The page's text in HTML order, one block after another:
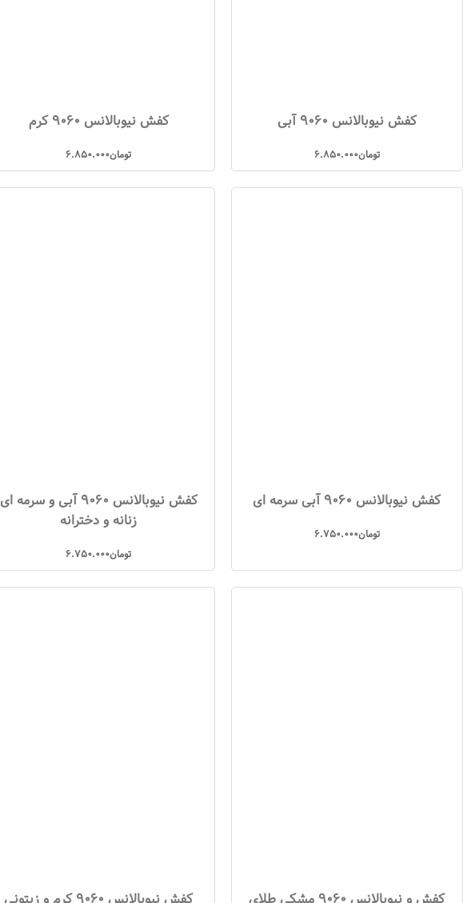
کفش نیوبالانس 9060 آبی
تومان6.850.000
کفش نیوبالانس 9060 کرم
تومان6.850.000
کفش نیوبالانس 9060 آبی سرمه ای
تومان6.750.000
کفش نیوبالانس 9060 آبی و سرمه ای
زنانه و دخترانه
تومان6.750.000